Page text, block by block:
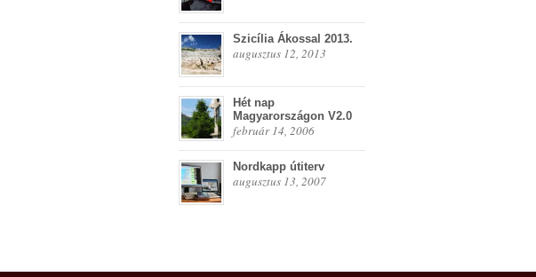
Szicília Ákossal 2013.
augusztus 12, 2013
Hét nap
Magyarországon V2.0
február 14, 2006
Nordkapp útiterv
augusztus 13, 2007